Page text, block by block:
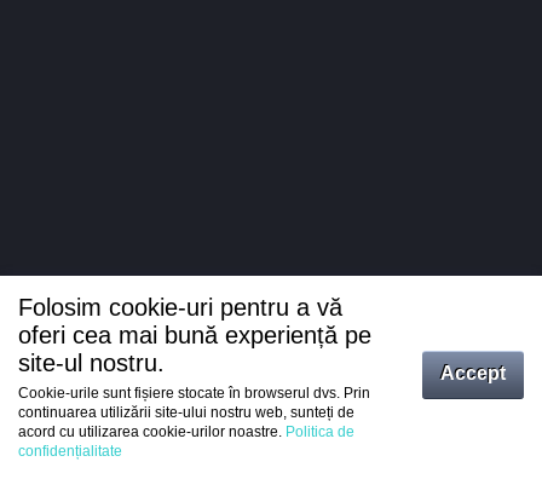
Intrați
Folosim cookie-uri pentru a vă
oferi cea mai bună experiență pe
site-ul nostru.
Cookie-urile sunt fișiere stocate în browserul dvs. Prin
continuarea utilizării site-ului nostru web, sunteți de
acord cu utilizarea cookie-urilor noastre. Politica de
confidențialitate
Accept